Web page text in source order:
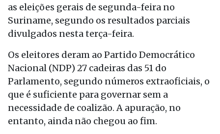
as eleições gerais de segunda-feira no
Suriname, segundo os resultados parciais
divulgados nesta terça-feira.
Os eleitores deram ao Partido Democrático
Nacional (NDP) 27 cadeiras das 51 do
Parlamento, segundo números extraoficiais, o
que é suficiente para governar sem a
necessidade de coalizão. A apuração, no
entanto, ainda não chegou ao fim.